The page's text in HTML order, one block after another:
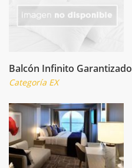
Balcón Infinito Garantizado
Categoría EX